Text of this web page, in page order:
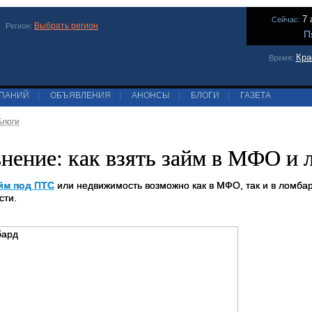
Регион: Выбрать регион
Сейчас: 7
Время:
ОБЪЯВЛЕНИЯ АНОНСЫ БЛОГИ ГАЗЕТА
как взять займ в МФО и
под ПТС или недвижимость возможно как в МФО, так и в